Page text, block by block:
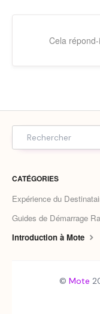
Cela
CATÉGORIES
Expérience du
Guides de Démarrage
Introduction à Mote
© Mote